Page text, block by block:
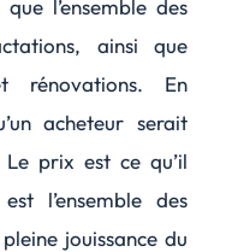
l’ensemble des
ainsi que
rénovations. En
acheteur serait
prix est ce qu’il
l’ensemble des
jouissance du